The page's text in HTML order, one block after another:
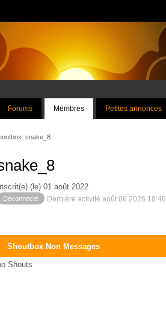
Forums Membres Petites annonces
snake_8
Inscrit(e) (le) 01 août 2022
Déconnecté Dernière activité août 06 2026 18:46
Shoutbox Non Messages
Shouts